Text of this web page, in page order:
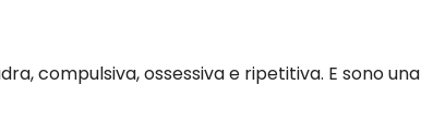
compulsiva, ossessiva e ripetitiva. E sono una